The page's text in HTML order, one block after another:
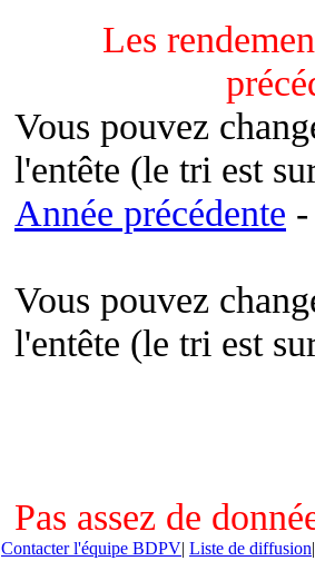
Les
Vous pouvez
l'entête (le tri est
Année précédente
Vous pouvez
l'entête (le tri est
Pas assez de
Contacter l'équipe BDPV| Liste de diffusion